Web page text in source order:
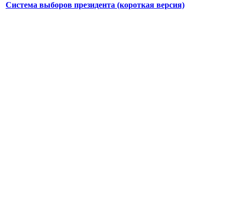
Система выборов президента (короткая версия)